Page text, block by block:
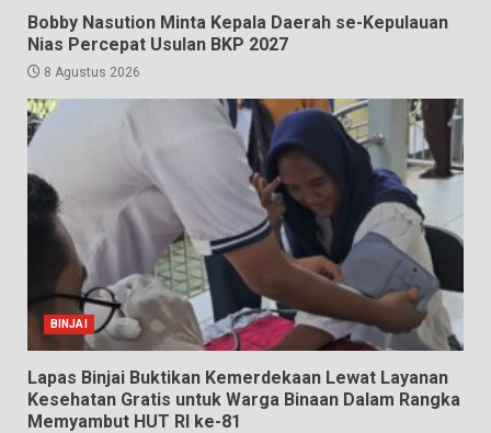
Bobby Nasution Minta Kepala Daerah se-Kepulauan
Nias Percepat Usulan BKP 2027
8 Agustus 2026
BINJAI
Lapas Binjai Buktikan Kemerdekaan Lewat Layanan
Kesehatan Gratis untuk Warga Binaan Dalam Rangka
Memyambut HUT RI ke-81